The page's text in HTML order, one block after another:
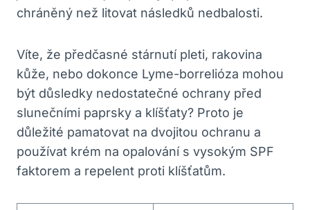
chráněný než litovat následků nedbalosti.
Víte, že předčasné stárnutí pleti, rakovina
kůže, nebo dokonce Lyme-borrelióza mohou
být důsledky nedostatečné ochrany před
slunečními paprsky a klíšťaty? Proto je
důležité pamatovat na dvojitou ochranu a
používat krém na opalování s vysokým SPF
faktorem a repelent proti klíšťatům.